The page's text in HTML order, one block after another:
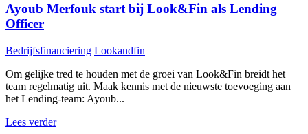
Ayoub Merfouk start bij Look&Fin als Lending
Officer
Bedrijfsfinanciering Lookandfin
Om gelijke tred te houden met de groei van Look&Fin breidt het
team regelmatig uit. Maak kennis met de nieuwste toevoeging aan
het Lending-team: Ayoub...
Lees verder